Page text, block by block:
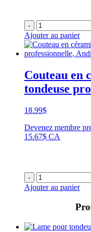
était :
-
Ajouter au panier
Couteau en
tondeuse
18.99$
Devenez membre
15.67$ CA
-
Ajouter au panier